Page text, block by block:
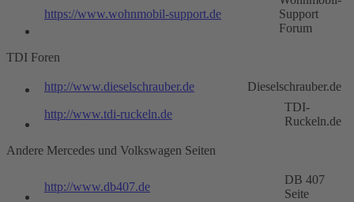
https://www.wohnmobil-support.de
Support
Forum
TDI Foren
http://www.dieselschrauber.de Dieselschrauber.de
http://www.tdi-ruckeln.de
TDI-
Ruckeln.de
Andere Mercedes und Volkswagen Seiten
http://www.db407.de
DB 407
Seite